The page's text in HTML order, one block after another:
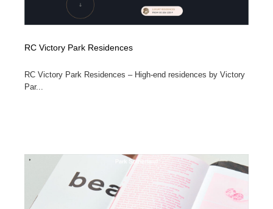
RC Victory Park Residences
RC Victory Park Residences – High-end residences by Victory
Par...